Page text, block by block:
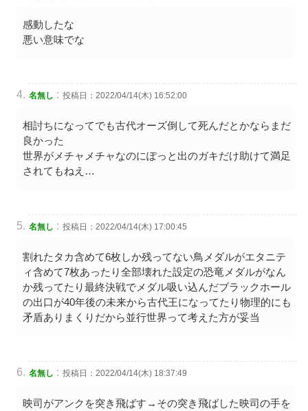
感動したな
悪い意味でな
名無し : 投稿日：2022/04/14(木) 16:52:00
相討ちになってでも古代オーズ倒して死んだとかならまだ
良かった
世界がメチャメチャなのにぽっと出のガキだけ助けて満足
されてもねえ…
名無し : 投稿日：2022/04/14(木) 17:00:45
割れたタカ含めて6枚しか残ってない鳥メダルがエタニテ
ィ含めて7枚あったり全部壊れた設定の恐竜メダルがなん
か残ってたり最終決戦でメダル吸い込んだブラックホール
の出口が40年後の未来から古代王になってたり物理的にも
矛盾ありまくりだから並行世界って考えた方が妥当
名無し : 投稿日：2022/04/14(木) 18:37:49
映司がアンクを突き飛ばす→その突き飛ばした映司の手を